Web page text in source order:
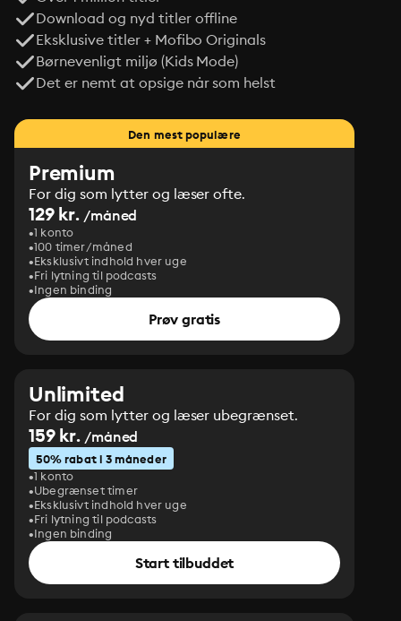
Download og nyd titler offline
Eksklusive titler + Mofibo Originals
Børnevenligt miljø (Kids Mode)
Det er nemt at opsige når som helst
Den mest populære
Premium
For dig som lytter og læser ofte.
129 kr. /måned
1 konto
100 timer/måned
Eksklusivt indhold hver uge
Fri lytning til podcasts
Ingen binding
Prøv gratis
Unlimited
For dig som lytter og læser ubegrænset.
159 kr. /måned
50% rabat i 3 måneder
1 konto
Ubegrænset timer
Eksklusivt indhold hver uge
Fri lytning til podcasts
Ingen binding
Start tilbuddet